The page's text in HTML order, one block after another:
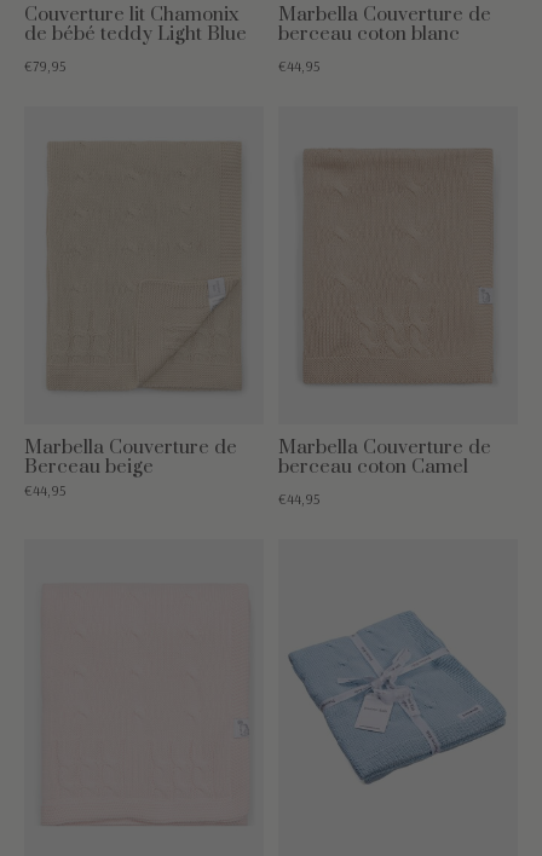
Couverture lit Chamonix
de bébé teddy Light Blue
€79,95
Marbella Couverture de
berceau coton blanc
€44,95
Marbella Couverture de
Berceau beige
€44,95
Marbella Couverture de
berceau coton Camel
€44,95